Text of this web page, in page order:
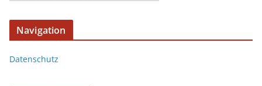
Navigation
Datenschutz